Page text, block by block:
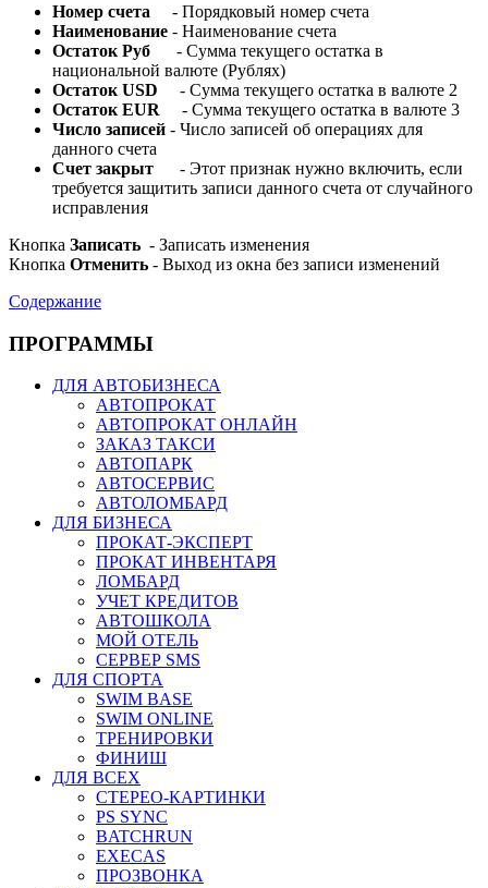
Номер счета - Порядковый номер счета
Наименование - Наименование счета
Остаток Руб - Сумма текущего остатка в
национальной валюте (Рублях)
Остаток USD - Сумма текущего остатка в валюте 2
Остаток EUR - Сумма текущего остатка в валюте 3
Число записей - Число записей об операциях для
данного счета
Счет закрыт - Этот признак нужно включить, если
требуется защитить записи данного счета от случайного
исправления
Кнопка Записать - Записать изменения
Кнопка Отменить - Выход из окна без записи изменений
Содержание
ПРОГРАММЫ
ДЛЯ АВТОБИЗНЕСА
АВТОПРОКАТ
АВТОПРОКАТ ОНЛАЙН
ЗАКАЗ ТАКСИ
АВТОПАРК
АВТОСЕРВИС
АВТОЛОМБАРД
ДЛЯ БИЗНЕСА
ПРОКАТ-ЭКСПЕРТ
ПРОКАТ ИНВЕНТАРЯ
ЛОМБАРД
УЧЕТ КРЕДИТОВ
АВТОШКОЛА
МОЙ ОТЕЛЬ
СЕРВЕР SMS
ДЛЯ СПОРТА
SWIM BASE
SWIM ONLINE
ТРЕНИРОВКИ
ФИНИШ
ДЛЯ ВСЕХ
СТЕРЕО-КАРТИНКИ
PS SYNC
BATCHRUN
EXECAS
ПРОЗВОНКА